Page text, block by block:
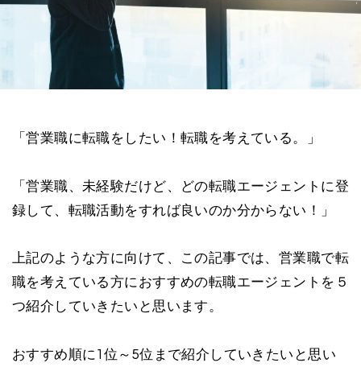
「営業職に転職をしたい！転職を考えている。」
「営業職、未経験だけど、どの転職エージェントに登
録して、転職活動をすれば良いのか分からない！」
上記のような方に向けて、この記事では、営業職で転
職を考えている方におすすめの転職エージェントを５
つ紹介していきたいと思います。
おすすめ順に1位～5位まで紹介していきたいと思い